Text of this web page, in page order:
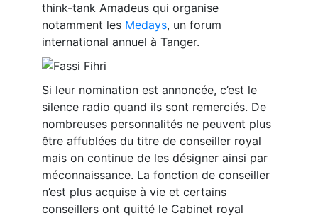
think-tank Amadeus qui organise
notamment les Medays, un forum
international annuel à Tanger.
Si leur nomination est annoncée, c’est le
silence radio quand ils sont remerciés. De
nombreuses personnalités ne peuvent plus
être affublées du titre de conseiller royal
mais on continue de les désigner ainsi par
méconnaissance. La fonction de conseiller
n’est plus acquise à vie et certains
conseillers ont quitté le Cabinet royal